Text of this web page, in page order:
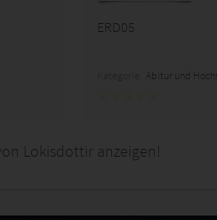
ERD05
Abitur und
Lokisdottir anzeigen!